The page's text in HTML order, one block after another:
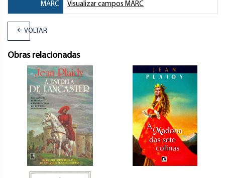
MARC Visualizar campos MARC
VOLTAR
Obras relacionadas